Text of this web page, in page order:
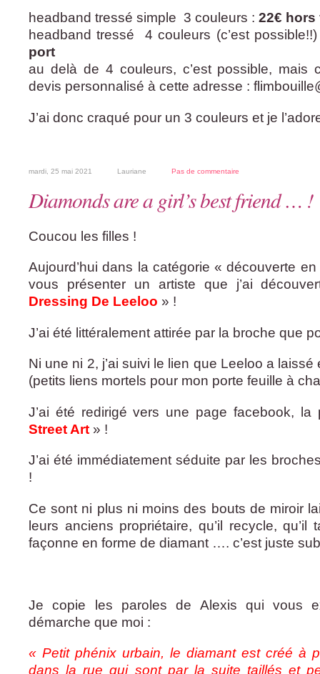
headband tressé simple 3 couleurs : 22€ hors
headband tressé 4 couleurs (c’est
port
au delà de 4 couleurs, c’est possible, mais
devis personnalisé à cette adresse :
J’ai donc craqué pour un 3 couleurs et je
mardi, 25 mai 2021 Lauriane Pas de commentaire
Diamonds are a girl’s best friend … !
Coucou les filles !
Aujourd’hui dans la catégorie « découverte
vous présenter un artiste que j’ai
Dressing De Leeloo » !
J’ai été littéralement attirée par la broche que
Ni une ni 2, j’ai suivi le lien que Leeloo a
(petits liens mortels pour mon porte feuille à
J’ai été redirigé vers une page facebook,
Street Art » !
J’ai été immédiatement séduite par les
!
Ce sont ni plus ni moins des bouts de miroir
leurs anciens propriétaire, qu’il recycle, qu’il
façonne en forme de diamant …. c’est juste
Je copie les paroles de Alexis qui vous
démarche que moi :
« Petit phénix urbain, le diamant est créé à
dans la rue qui sont par la suite taillés et